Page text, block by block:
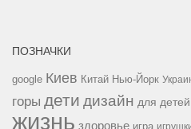
ПОЗНАЧКИ
google Киев Китай Нью-Йорк
горы дети дизайн для детей
жизнь здоровье игра